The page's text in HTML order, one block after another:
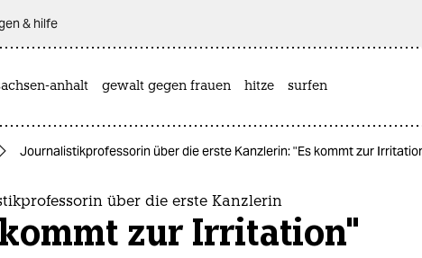
& hilfe
anhalt gewalt gegen frauen hitze surfen
Journalistikprofessorin über die erste Kanzlerin: "Es kommt zur
über die erste Kanzlerin
zur Irritation"